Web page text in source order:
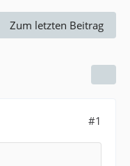
Zum letzten Beitrag
#1